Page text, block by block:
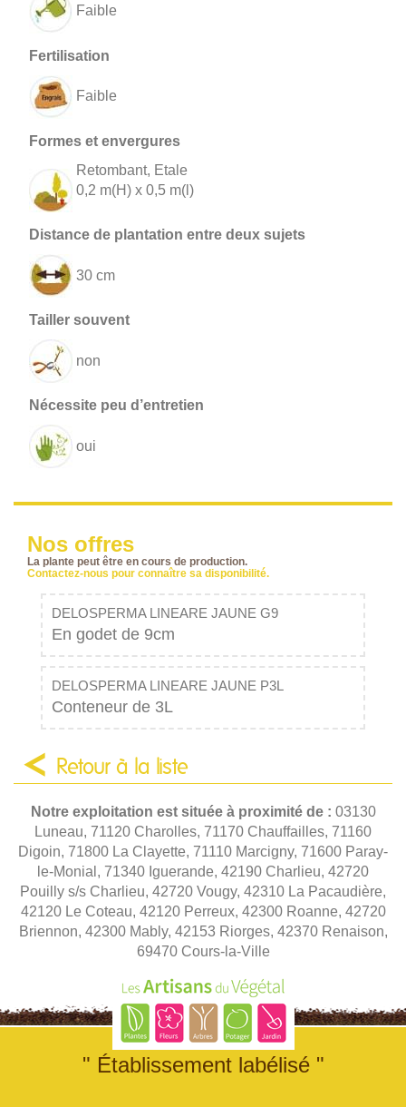
Faible
Faible
Retombant, Etale
0,2 m(H) x 0,5 m(l)
30 cm
non
oui
Nos offres
La plante peut être en cours de production.
Contactez-nous pour connaître sa disponibilité.
DELOSPERMA LINEARE JAUNE G9
En godet de 9cm
DELOSPERMA LINEARE JAUNE P3L
Conteneur de 3L
Retour à la liste
Notre exploitation est située à proximité de : 03130
Luneau, 71120 Charolles, 71170 Chauffailles, 71160
Digoin, 71800 La Clayette, 71110 Marcigny, 71600 Paray-
le-Monial, 71340 Iguerande, 42190 Charlieu, 42720
Pouilly s/s Charlieu, 42720 Vougy, 42310 La Pacaudière,
42120 Le Coteau, 42120 Perreux, 42300 Roanne, 42720
Briennon, 42300 Mably, 42153 Riorges, 42370 Renaison,
69470 Cours-la-Ville
" Établissement labélisé "